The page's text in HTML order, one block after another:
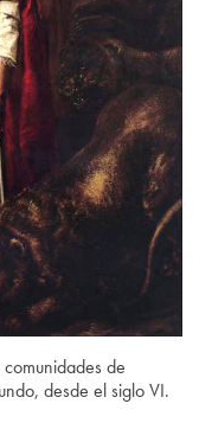
de
desde el siglo VI.